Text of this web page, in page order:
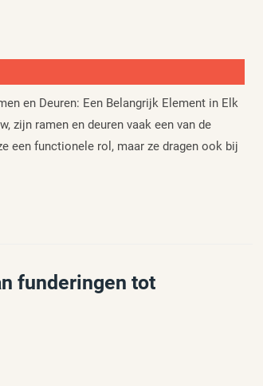
en Deuren: Een Belangrijk Element in Elk
zijn ramen en deuren vaak een van de
een functionele rol, maar ze dragen ook bij
funderingen tot